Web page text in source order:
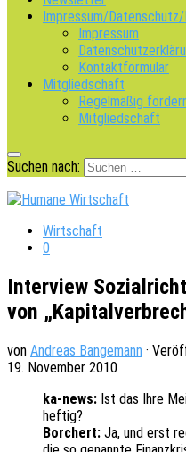
Impressum/
Impressum
Kontaktformular
Mitgliedschaft
Regelmäßig
Mitgliedschaft
Suchen nach:
Wirtschaft
0
Interview
von
von Andreas Bangemann ·
19. November 2010
ka-news: Ist das Ihre
heftig?
Borchert: Ja, und erst